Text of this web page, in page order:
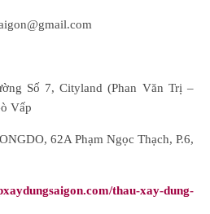
Số 7, Cityland (Phan Văn Trị –
Vấp
62A Phạm Ngọc Thạch, P.6,
thau-xay-dung-